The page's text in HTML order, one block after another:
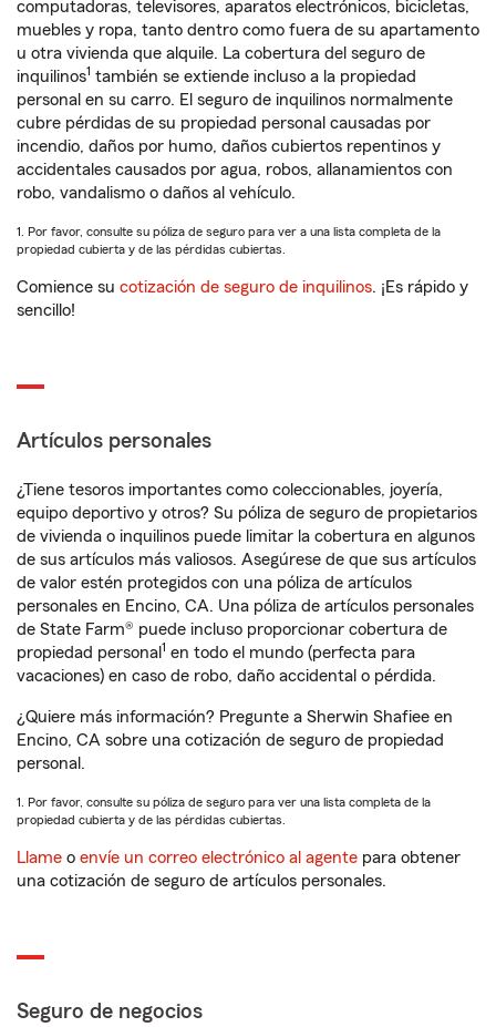
computadoras, televisores, aparatos electrónicos, bicicletas,
muebles y ropa, tanto dentro como fuera de su apartamento
u otra vivienda que alquile. La cobertura del seguro de
inquilinos1 también se extiende incluso a la propiedad
personal en su carro. El seguro de inquilinos normalmente
cubre pérdidas de su propiedad personal causadas por
incendio, daños por humo, daños cubiertos repentinos y
accidentales causados por agua, robos, allanamientos con
robo, vandalismo o daños al vehículo.
1. Por favor, consulte su póliza de seguro para ver a una lista completa de la
propiedad cubierta y de las pérdidas cubiertas.
Comience su cotización de seguro de inquilinos. ¡Es rápido y
sencillo!
Artículos personales
¿Tiene tesoros importantes como coleccionables, joyería,
equipo deportivo y otros? Su póliza de seguro de propietarios
de vivienda o inquilinos puede limitar la cobertura en algunos
de sus artículos más valiosos. Asegúrese de que sus artículos
de valor estén protegidos con una póliza de artículos
personales en Encino, CA. Una póliza de artículos personales
de State Farm® puede incluso proporcionar cobertura de
propiedad personal 1 en todo el mundo (perfecta para
vacaciones) en caso de robo, daño accidental o pérdida.
¿Quiere más información? Pregunte a Sherwin Shafiee en
Encino, CA sobre una cotización de seguro de propiedad
personal.
1. Por favor, consulte su póliza de seguro para ver una lista completa de la
propiedad cubierta y de las pérdidas cubiertas.
Llame o envíe un correo electrónico al agente para obtener
una cotización de seguro de artículos personales.
Seguro de negocios